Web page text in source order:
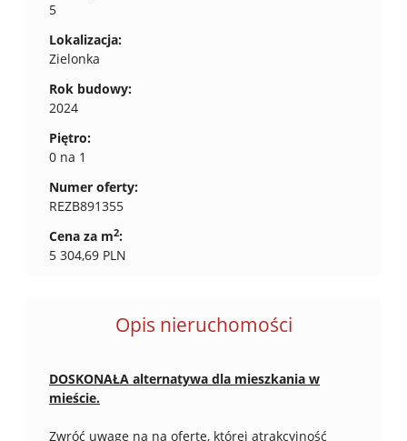
5
Lokalizacja:
Zielonka
Rok budowy:
2024
Piętro:
0 na 1
Numer oferty:
REZB891355
Cena za m2:
5 304,69 PLN
Opis nieruchomości
DOSKONAŁA alternatywa dla mieszkania w
mieście.
Zwróć uwagę na na ofertę, której atrakcyjność